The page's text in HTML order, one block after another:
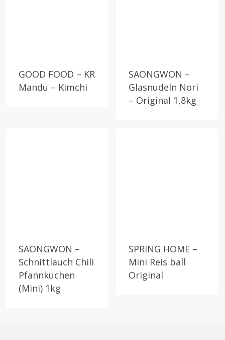
GOOD FOOD – KR
Mandu – Kimchi
SAONGWON –
Glasnudeln Nori
– Original 1,8kg
SAONGWON –
Schnittlauch Chili
Pfannkuchen
(Mini) 1kg
SPRING HOME –
Mini Reis ball
Original